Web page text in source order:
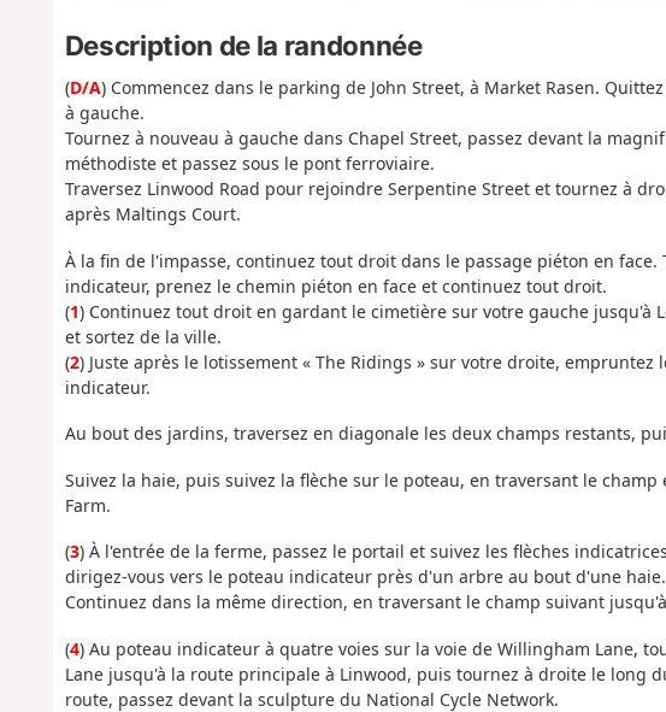
Description de la randonnée
(D/A) Commencez dans le parking de John Street, à Market Rasen.
à gauche.
Tournez à nouveau à gauche dans Chapel Street, passez devant la
méthodiste et passez sous le pont ferroviaire.
Traversez Linwood Road pour rejoindre Serpentine Street et tournez à
après Maltings Court.
À la fin de l'impasse, continuez tout droit dans le passage piéton en
indicateur, prenez le chemin piéton en face et continuez tout droit.
(1) Continuez tout droit en gardant le cimetière sur votre gauche jusqu'à
et sortez de la ville.
(2) Juste après le lotissement « The Ridings » sur votre droite,
indicateur.
Au bout des jardins, traversez en diagonale les deux champs restants,
Suivez la haie, puis suivez la flèche sur le poteau, en traversant le
Farm.
(3) À l'entrée de la ferme, passez le portail et suivez les flèches
dirigez-vous vers le poteau indicateur près d'un arbre au bout d'une haie.
Continuez dans la même direction, en traversant le champ suivant
(4) Au poteau indicateur à quatre voies sur la voie de Willingham Lane,
Lane jusqu'à la route principale à Linwood, puis tournez à droite le long
route, passez devant la sculpture du National Cycle Network.